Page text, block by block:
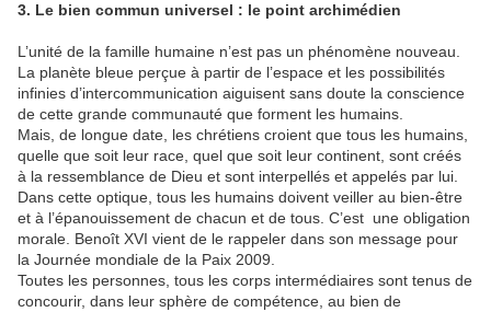
3. Le bien commun universel : le point archimédien
L’unité de la famille humaine n’est pas un phénomène nouveau.
La planète bleue perçue à partir de l’espace et les possibilités
infinies d’intercommunication aiguisent sans doute la conscience
de cette grande communauté que forment les humains.
Mais, de longue date, les chrétiens croient que tous les humains,
quelle que soit leur race, quel que soit leur continent, sont créés
à la ressemblance de Dieu et sont interpellés et appelés par lui.
Dans cette optique, tous les humains doivent veiller au bien-être
et à l’épanouissement de chacun et de tous. C’est une obligation
morale. Benoît XVI vient de le rappeler dans son message pour
la Journée mondiale de la Paix 2009.
Toutes les personnes, tous les corps intermédiaires sont tenus de
concourir, dans leur sphère de compétence, au bien de